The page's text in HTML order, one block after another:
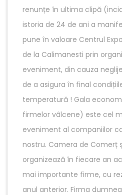
renunțe în ultima clipă
istoria de 24 de ani a
pune în valoare Centrul
de la Calimanesti prin
eveniment, din cauza
de a asigura în final
temperatură ! Gala
firmelor vâlcene) este cel
eveniment al companiilor
nostru. Camera de Comerț
organizează în fiecare an
mai importante firme, cu
anul anterior. Firma